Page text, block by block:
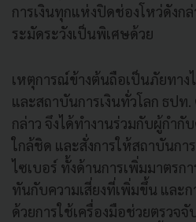
การเงินทุกแห่งปิดช่องโหว่ดังก
ระมัดระวังเป็นพิเศษด้วย
เหตุการณ์ข้างต้นถือเป็นภัยทาง
และสถาบันการเงินทั่วโลก ธปท
กล่าว จึงได้ทำงานร่วมกับผู้กำกั
ใกล้ชิด และสั่งการให้สถาบันกา
ไซเบอร์ ทั้งด้านการเพิ่มมาตรก
ทันกับความเสี่ยงที่เพิ่มขึ้น และก
ด้วยการใช้เครื่องมือช่วยตรวจ